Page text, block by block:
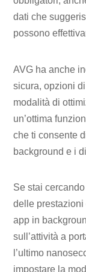
dati che
possono
AVG ha anche
sicura, opzioni
modalità di
un’ottima
che ti consente
background e i
Se stai
delle
app in
sull’attività a
l’ultimo
impostare la